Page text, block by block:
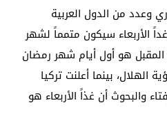
وعدد من الدول العربية
غداً الأربعاء سيكون متمماً لشهر
شعبان، والخميس 17/5/2018 المقبل هو أول أيام شهر رمضان
الهلال، بينما أعلنت تركيا
والبحوث أن غذاً الأربعاء هو